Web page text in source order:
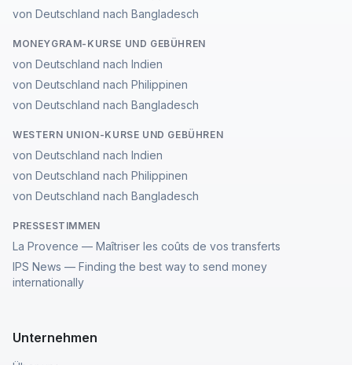
von Deutschland nach Bangladesch
MONEYGRAM-KURSE UND GEBÜHREN
von Deutschland nach Indien
von Deutschland nach Philippinen
von Deutschland nach Bangladesch
WESTERN UNION-KURSE UND GEBÜHREN
von Deutschland nach Indien
von Deutschland nach Philippinen
von Deutschland nach Bangladesch
PRESSESTIMMEN
La Provence — Maîtriser les coûts de vos transferts
IPS News — Finding the best way to send money
internationally
Unternehmen